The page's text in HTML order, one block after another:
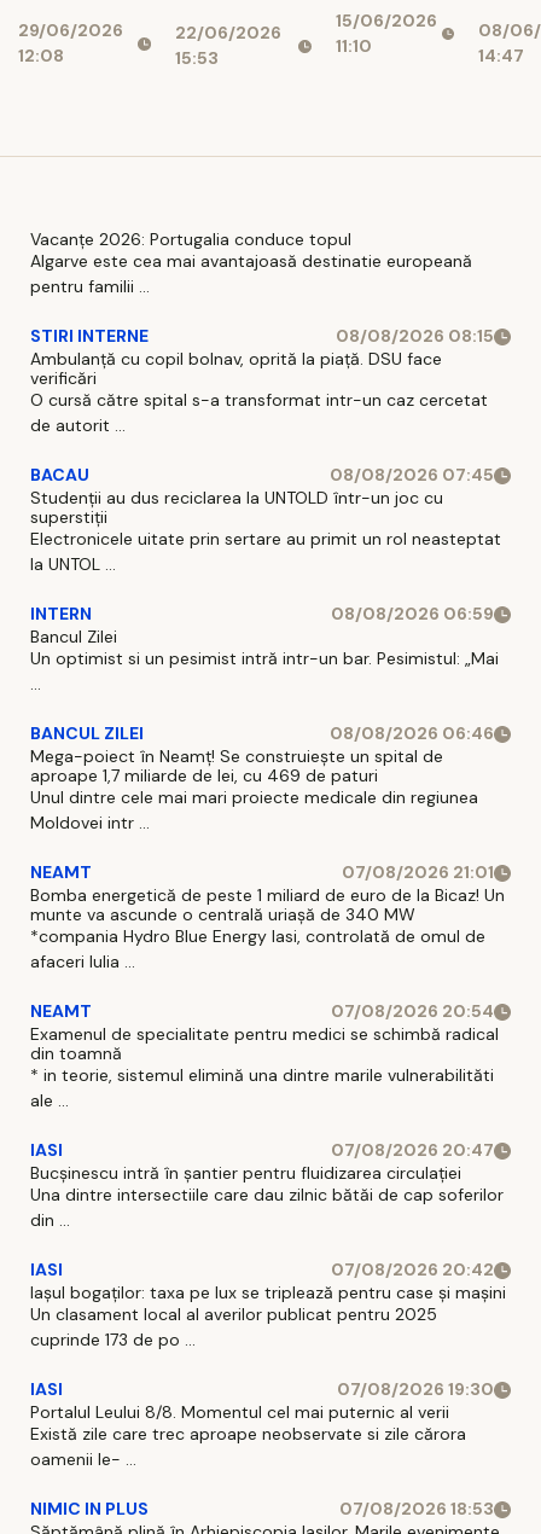
digitală,
41% au
importante
digitală și
gândire
critică
29/06/2026
12:08
Companiile
mai au
transforma
reale la
tratament
22/06/2026
15:53
de 15 ani
care nu
15/06/2026
11:10
de
08/
14:47
Vacanțe 2026: Portugalia conduce topul
Algarve este cea mai avantajoasă destinatie europeană
pentru familii ...
STIRI INTERNE
08/08/2026 08:15
Ambulanță cu copil bolnav, oprită la piață. DSU face
verificări
O cursă către spital s-a transformat intr-un caz cercetat
de autorit ...
BACAU
08/08/2026 07:45
Studenții au dus reciclarea la UNTOLD într-un joc cu
superstiții
Electronicele uitate prin sertare au primit un rol neasteptat
la UNTOL ...
INTERN
08/08/2026 06:59
Bancul Zilei
Un optimist si un pesimist intră intr-un bar. Pesimistul: „Mai
...
BANCUL ZILEI
08/08/2026 06:46
Mega-poiect în Neamț! Se construiește un spital de
aproape 1,7 miliarde de lei, cu 469 de paturi
Unul dintre cele mai mari proiecte medicale din regiunea
Moldovei intr ...
NEAMT
07/08/2026 21:01
Bomba energetică de peste 1 miliard de euro de la Bicaz! Un
munte va ascunde o centrală uriașă de 340 MW
*compania Hydro Blue Energy Iasi, controlată de omul de
afaceri Iulia ...
NEAMT
07/08/2026 20:54
Examenul de specialitate pentru medici se schimbă radical
din toamnă
* in teorie, sistemul elimină una dintre marile vulnerabilităti
ale ...
IASI
07/08/2026 20:47
Bucșinescu intră în șantier pentru fluidizarea circulației
Una dintre intersectiile care dau zilnic bătăi de cap soferilor
din ...
IASI
07/08/2026 20:42
Iașul bogaților: taxa pe lux se triplează pentru case și mașini
Un clasament local al averilor publicat pentru 2025
cuprinde 173 de po ...
IASI
07/08/2026 19:30
Portalul Leului 8/8. Momentul cel mai puternic al verii
Există zile care trec aproape neobservate si zile cărora
oamenii le- ...
NIMIC IN PLUS
07/08/2026 18:53